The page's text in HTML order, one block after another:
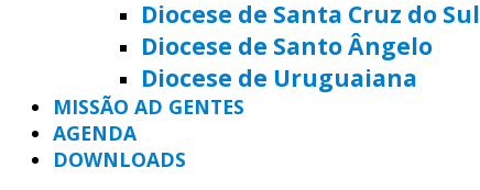
Diocese de Santa Cruz do Sul
Diocese de Santo Ângelo
Diocese de Uruguaiana
MISSÃO AD GENTES
AGENDA
DOWNLOADS